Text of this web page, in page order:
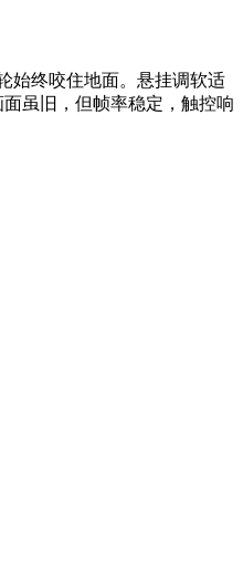
始终咬住地面。悬挂调软适
虽旧，但帧率稳定，触控响